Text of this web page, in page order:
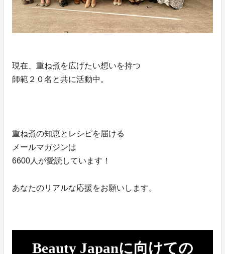
現在、重ね煮を広げたい想いを持つ
師範２０名と共に活動中。
重ね煮の知恵とレシピを届ける
メールマガジンは
6600人が愛読しています！
あなたのリアルな応援をお願いします。
Beauty Japanに向けての